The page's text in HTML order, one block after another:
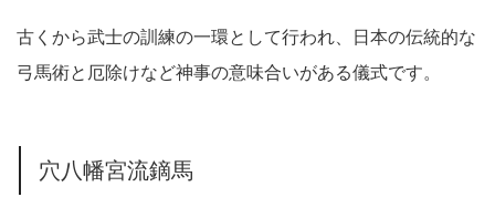
古くから武士の訓練の一環として行われ、日本の伝統的な
弓馬術と厄除けなど神事の意味合いがある儀式です。
穴八幡宮流鏑馬